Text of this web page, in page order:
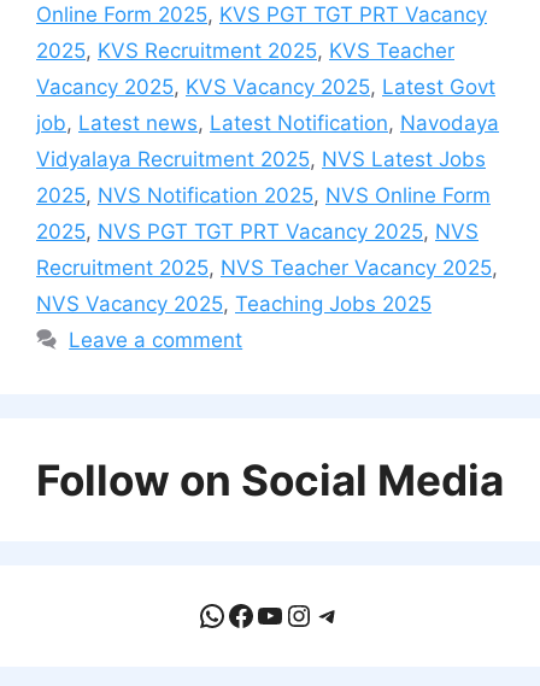
Online Form 2025, KVS PGT TGT PRT Vacancy
2025, KVS Recruitment 2025, KVS Teacher
Vacancy 2025, KVS Vacancy 2025, Latest Govt
job, Latest news, Latest Notification, Navodaya
Vidyalaya Recruitment 2025, NVS Latest Jobs
2025, NVS Notification 2025, NVS Online Form
2025, NVS PGT TGT PRT Vacancy 2025, NVS
Recruitment 2025, NVS Teacher Vacancy 2025,
NVS Vacancy 2025, Teaching Jobs 2025
Leave a comment
Follow on Social Media
WhatsApp
Facebook
YouTube
Instagram
Telegram